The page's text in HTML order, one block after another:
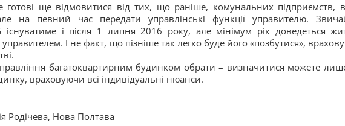
ще відмовитися від тих, що раніше, комунальних підприємств,
на певний час передати управлінські функції управителю.
існуватиме і після 1 липня 2016 року, але мінімум рік доведеться
І не факт, що пізніше так легко буде його «позбутися»,
багатоквартирним будинком обрати – визначитися можете
враховуючи всі індивідуальні нюанси.
Родічева, Нова Полтава